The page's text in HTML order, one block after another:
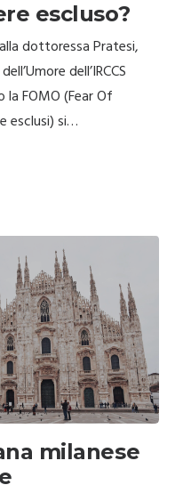
escluso?
dottoressa Pratesi,
dell’IRCCS
la FOMO (Fear Of
esclusi) si…
milanese